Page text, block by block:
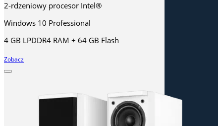
2-rdzeniowy procesor Intel®
Windows 10 Professional
4 GB LPDDR4 RAM + 64 GB Flash
Zobacz